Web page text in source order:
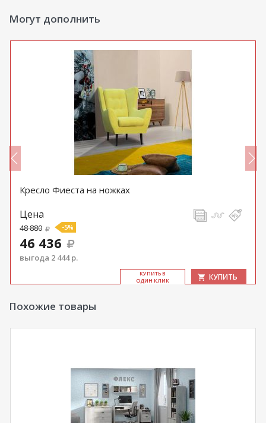
Могут дополнить
Кресло Фиеста на ножках
Цена
48 880 -5%
46 436
выгода 2 444 р.
КУ­ПИТЬ В
ОДИН КЛИК
КУПИТЬ
Похожие товары